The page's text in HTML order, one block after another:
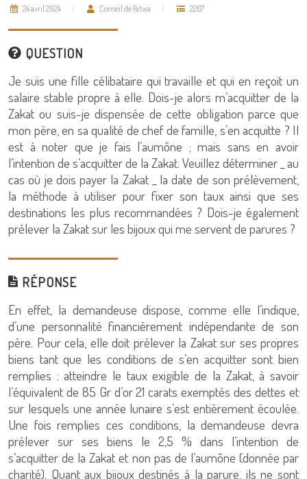
24 avril 2024 Conseil de Fatwa 2267
QUESTION
Je suis une fille célibataire qui travaille et qui en reçoit un
salaire stable propre à elle. Dois-je alors m’acquitter de la
Zakat ou suis-je dispensée de cette obligation parce que
mon père, en sa qualité de chef de famille, s’en acquitte ? Il
est à noter que je fais l’aumône ; mais sans en avoir
l’intention de s’acquitter de la Zakat. Veuillez déterminer _ au
cas où je dois payer la Zakat _ la date de son prélèvement,
la méthode à utiliser pour fixer son taux ainsi que ses
destinations les plus recommandées ? Dois-je également
prélever la Zakat sur les bijoux qui me servent de parures ?
RÉPONSE
En effet, la demandeuse dispose, comme elle l’indique,
d’une personnalité financièrement indépendante de son
père. Pour cela, elle doit prélever la Zakat sur ses propres
biens tant que les conditions de s’en acquitter sont bien
remplies : atteindre le taux exigible de la Zakat, à savoir
l’équivalent de 85 Gr d’or 21 carats exemptés des dettes et
sur lesquels une année lunaire s’est entièrement écoulée.
Une fois remplies ces conditions, la demandeuse devra
prélever sur ses biens le 2,5 % dans l’intention de
s’acquitter de la Zakat et non pas de l’aumône (donnée par
charité). Quant aux bijoux destinés à la parure, ils ne sont